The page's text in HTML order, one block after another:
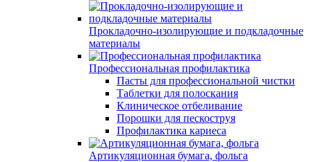
Прокладочно-изолирующие и подкладочные
материалы
Профессиональная профилактика
Пасты для профессиональной чистки
Таблетки для полоскания
Клиническое отбеливание
Порошки для пескоструя
Профилактика кариеса
Артикуляционная бумага, фольга